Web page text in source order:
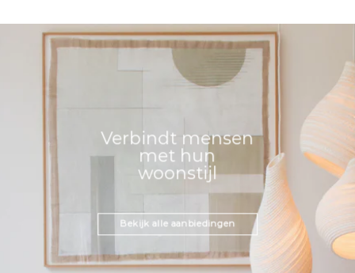
Verbindt mensen
met hun
woonstijl
Bekijk alle aanbiedingen